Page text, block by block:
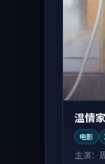
温情
电影
主演：